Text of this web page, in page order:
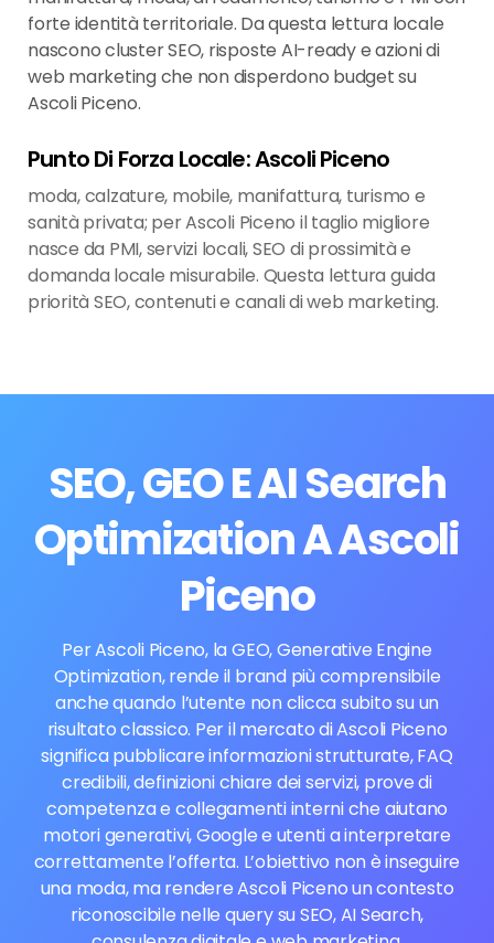
forte identità territoriale. Da questa lettura locale
nascono cluster SEO, risposte AI-ready e azioni di
web marketing che non disperdono budget su
Ascoli Piceno.
Punto Di Forza Locale: Ascoli Piceno
moda, calzature, mobile, manifattura, turismo e
sanità privata; per Ascoli Piceno il taglio migliore
nasce da PMI, servizi locali, SEO di prossimità e
domanda locale misurabile. Questa lettura guida
priorità SEO, contenuti e canali di web marketing.
SEO, GEO E AI Search
Optimization A Ascoli
Piceno
Per Ascoli Piceno, la GEO, Generative Engine
Optimization, rende il brand più comprensibile
anche quando l’utente non clicca subito su un
risultato classico. Per il mercato di Ascoli Piceno
significa pubblicare informazioni strutturate, FAQ
credibili, definizioni chiare dei servizi, prove di
competenza e collegamenti interni che aiutano
motori generativi, Google e utenti a interpretare
correttamente l’offerta. L’obiettivo non è inseguire
una moda, ma rendere Ascoli Piceno un contesto
riconoscibile nelle query su SEO, AI Search,